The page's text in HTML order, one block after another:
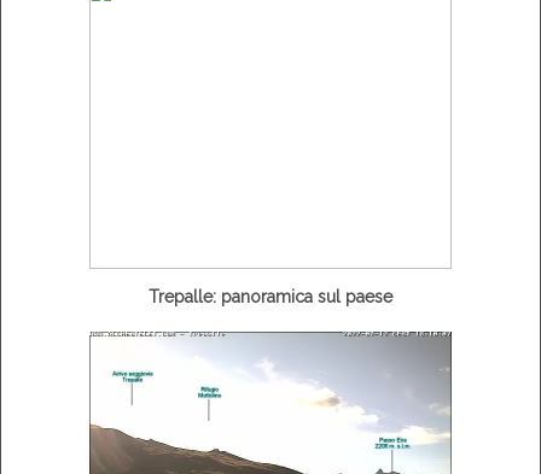
Trepalle: panoramica sul paese